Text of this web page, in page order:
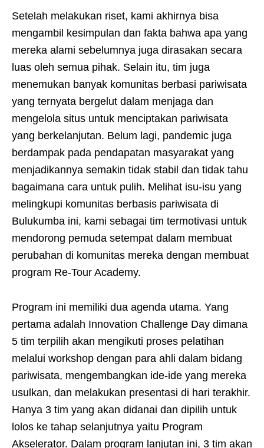
Setelah melakukan riset, kami akhirnya bisa
mengambil kesimpulan dan fakta bahwa apa yang
mereka alami sebelumnya juga dirasakan secara
luas oleh semua pihak. Selain itu, tim juga
menemukan banyak komunitas berbasi pariwisata
yang ternyata bergelut dalam menjaga dan
mengelola situs untuk menciptakan pariwisata
yang berkelanjutan. Belum lagi, pandemic juga
berdampak pada pendapatan masyarakat yang
menjadikannya semakin tidak stabil dan tidak tahu
bagaimana cara untuk pulih. Melihat isu-isu yang
melingkupi komunitas berbasis pariwisata di
Bulukumba ini, kami sebagai tim termotivasi untuk
mendorong pemuda setempat dalam membuat
perubahan di komunitas mereka dengan membuat
program Re-Tour Academy.
Program ini memiliki dua agenda utama. Yang
pertama adalah Innovation Challenge Day dimana
5 tim terpilih akan mengikuti proses pelatihan
melalui workshop dengan para ahli dalam bidang
pariwisata, mengembangkan ide-ide yang mereka
usulkan, dan melakukan presentasi di hari terakhir.
Hanya 3 tim yang akan didanai dan dipilih untuk
lolos ke tahap selanjutnya yaitu Program
Akselerator. Dalam program lanjutan ini, 3 tim akan